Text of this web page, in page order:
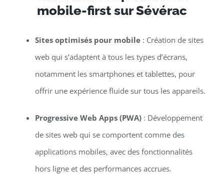
mobile-first sur Sévérac
Sites optimisés pour mobile: Création de sites
web qui s’adaptent à tous les types d’écrans,
notamment les smartphones et tablettes, pour
offrir une expérience fluide sur tous les appareils.
Progressive Web Apps (PWA): Développement
de sites web qui se comportent comme des
applications mobiles, avec des fonctionnalités
hors ligne et des performances accrues.